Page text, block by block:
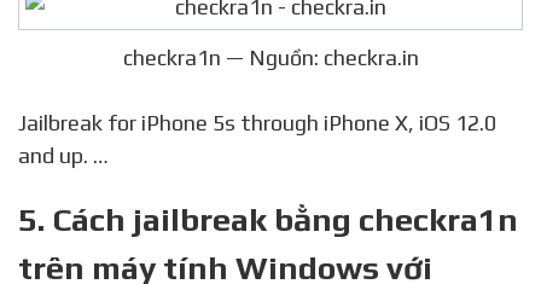
checkra1n — Nguồn: checkra.in
Jailbreak for iPhone 5s through iPhone X, iOS 12.0
and up. …
5. Cách jailbreak bằng checkra1n
trên máy tính Windows với